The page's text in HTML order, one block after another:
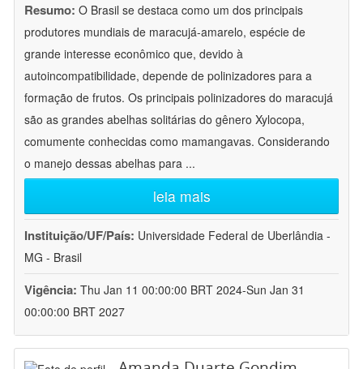
Resumo: O Brasil se destaca como um dos principais
produtores mundiais de maracujá-amarelo, espécie de
grande interesse econômico que, devido à
autoincompatibilidade, depende de polinizadores para a
formação de frutos. Os principais polinizadores do maracujá
são as grandes abelhas solitárias do gênero Xylocopa,
comumente conhecidas como mamangavas. Considerando
o manejo dessas abelhas para ...
leia mais
Instituição/UF/País: Universidade Federal de Uberlândia -
MG - Brasil
Vigência: Thu Jan 11 00:00:00 BRT 2024-Sun Jan 31
00:00:00 BRT 2027